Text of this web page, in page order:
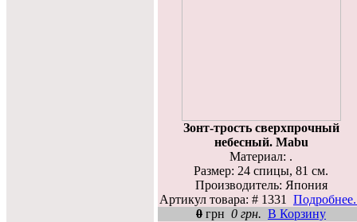
Зонт-трость сверхпрочный
небесный. Mabu
Материал: .
Размер: 24 спицы, 81 см.
Производитель: Япония
Артикул товара: # 1331
0 грн 0 грн. В Корзину